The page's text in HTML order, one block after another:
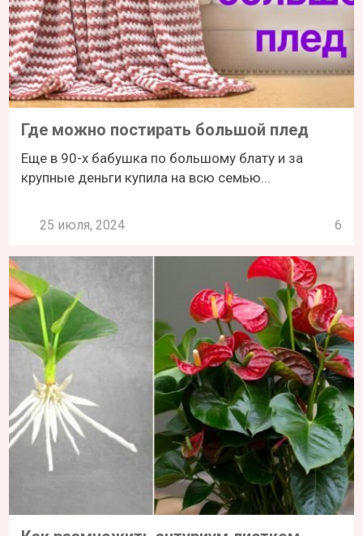
Где можно постирать большой плед
Еще в 90-х бабушка по большому блату и за
крупные деньги купила на всю семью...
25 июля, 2024 6